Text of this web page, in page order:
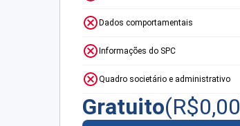
Dados comportamentais
Informações do SPC
Quadro societário e administrativo
Gratuito(R$0,00